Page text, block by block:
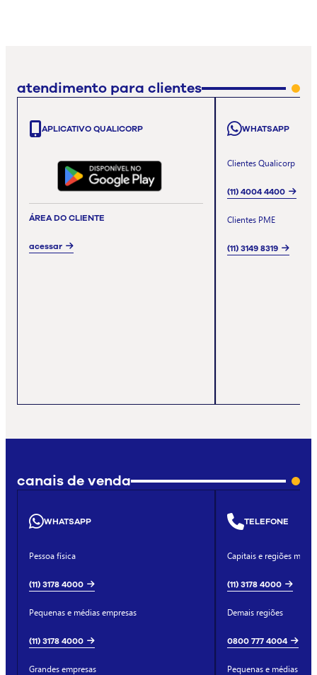
atendimento para clientes
APLICATIVO QUALICORP
ÁREA DO CLIENTE
acessar
WHATSAPP
Clientes Qualicorp
(11) 4004 4400
Clientes PME
(11) 3149 8319
canais de venda
WHATSAPP
Pessoa física
(11) 3178 4000
Pequenas e médias empresas
(11) 3178 4000
Grandes empresas
TELEFONE
Capitais e regiões
(11) 3178 4000
Demais regiões
0800 777 4004
Pequenas e médias